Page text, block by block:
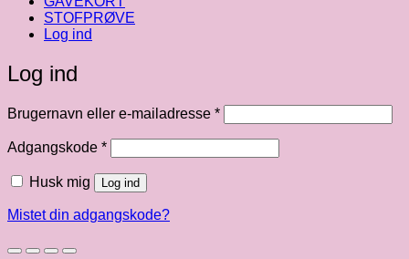
STOFPRØVE
Log ind
Log ind
Brugernavn eller e-mailadresse *Påkrævet
Adgangskode *Påkrævet
Husk mig Log ind
Mistet din adgangskode?